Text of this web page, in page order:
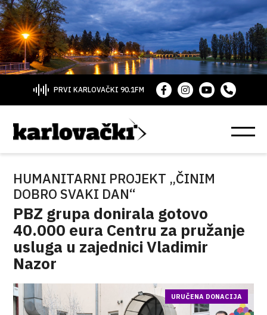
PRVI KARLOVAČKI 90.1FM
HUMANITARNI PROJEKT „ČINIM
DOBRO SVAKI DAN“
PBZ grupa donirala gotovo
40.000 eura Centru za pružanje
usluga u zajednici Vladimir
Nazor
URUČENA DONACIJA